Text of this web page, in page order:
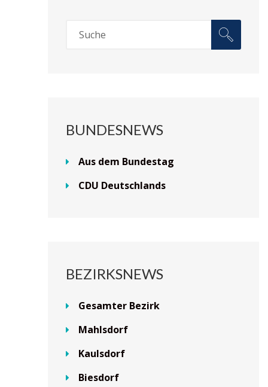
BUNDESNEWS
Aus dem Bundestag
CDU Deutschlands
BEZIRKSNEWS
Gesamter Bezirk
Mahlsdorf
Kaulsdorf
Biesdorf